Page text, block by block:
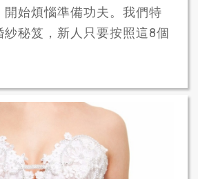
開始煩惱準備功夫。我們特
紗秘笈，新人只要按照這8個